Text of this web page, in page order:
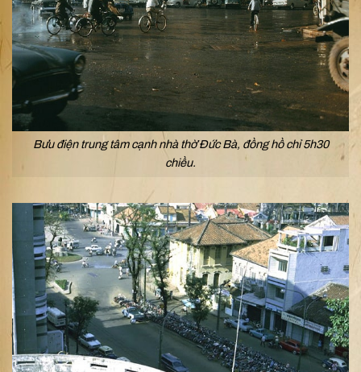
Bưu điện trung tâm cạnh nhà thờ Đức Bà, đồng hồ chỉ 5h30
chiều.